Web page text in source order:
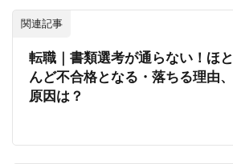
関連記事
転職｜書類選考が通らない！ほと
んど不合格となる・落ちる理由、
原因は？